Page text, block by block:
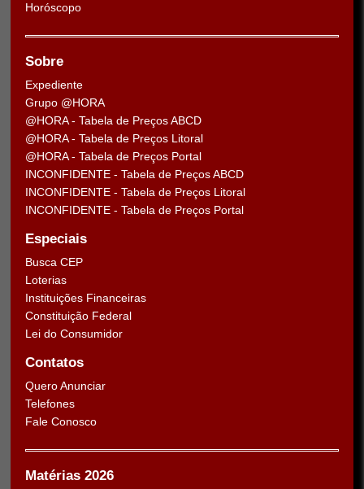
Horóscopo
Sobre
Expediente
Grupo @HORA
@HORA - Tabela de Preços ABCD
@HORA - Tabela de Preços Litoral
@HORA - Tabela de Preços Portal
INCONFIDENTE - Tabela de Preços ABCD
INCONFIDENTE - Tabela de Preços Litoral
INCONFIDENTE - Tabela de Preços Portal
Especiais
Busca CEP
Loterias
Instituições Financeiras
Constituição Federal
Lei do Consumidor
Contatos
Quero Anunciar
Telefones
Fale Conosco
Matérias 2026